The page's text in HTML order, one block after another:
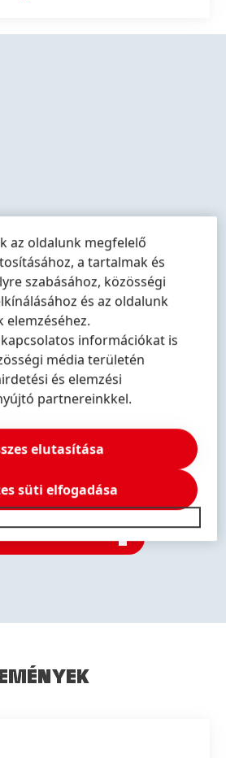
További
információk
További
információk
az oldalunk megfelelő
a tartalmak és
szabásához, közösségi
és az oldalunk
információkat is
média területén
és elemzési
partnereinkkel.
elutasítása
süti elfogadása